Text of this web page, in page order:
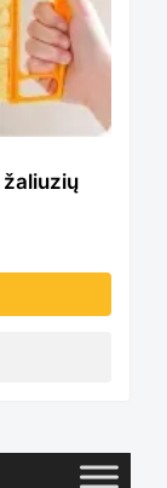
žaliuzių